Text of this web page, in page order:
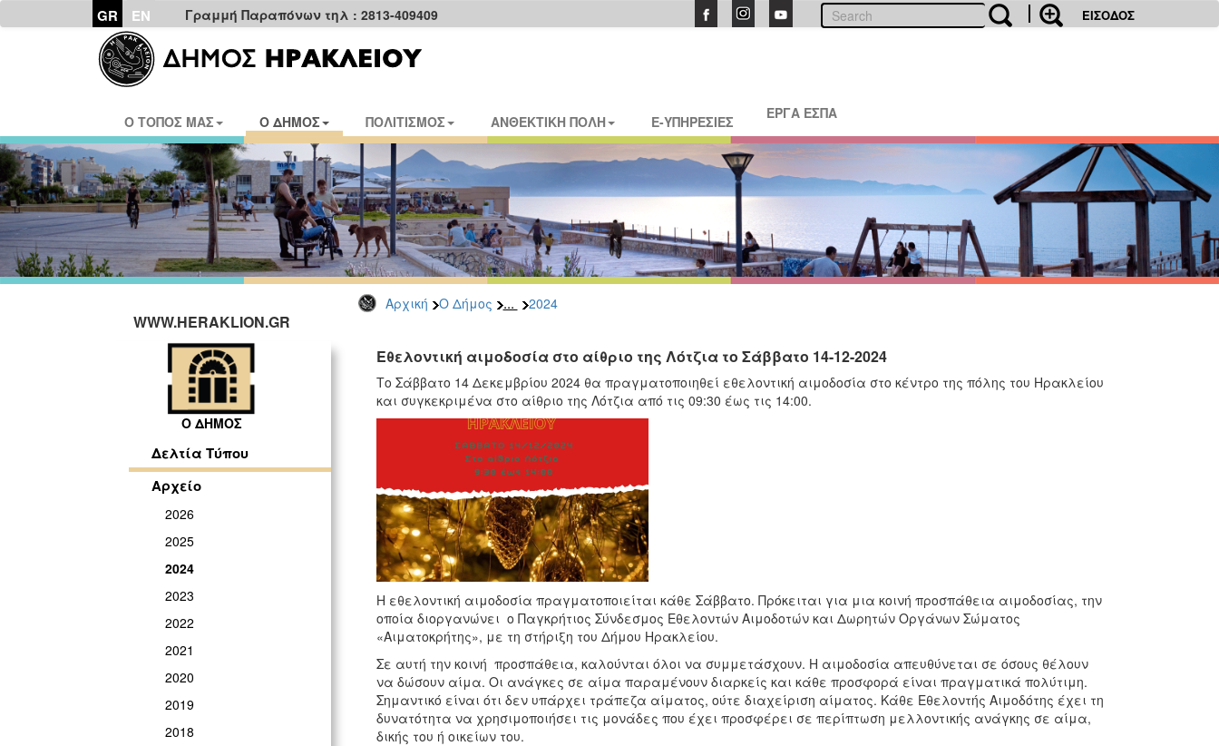
GR EN Γραμμή Παραπόνων τηλ : 2813-409409 ΕΙΣΟΔΟΣ
Ο ΤΟΠΟΣ ΜΑΣ Ο ΔΗΜΟΣ ΠΟΛΙΤΙΣΜΟΣ ΑΝΘΕΚΤΙΚΗ ΠΟΛΗ E-ΥΠΗΡΕΣΙΕΣ ΕΡΓΑ ΕΣΠΑ
Αρχική Ο Δήμος ... 2024
WWW.HERAKLION.GR
Ο ΔΗΜΟΣ
Δελτία Τύπου
Αρχείο
2026
2025
2024
2023
2022
2021
2020
2019
2018
Εθελοντική αιμοδοσία στο αίθριο της Λότζια το Σάββατο 14-12-2024
Το Σάββατο 14 Δεκεμβρίου 2024 θα πραγματοποιηθεί εθελοντική αιμοδοσία στο κέντρο της πόλης του Ηρακλείου
και συγκεκριμένα στο αίθριο της Λότζια από τις 09:30 έως τις 14:00.
Η εθελοντική αιμοδοσία πραγματοποιείται κάθε Σάββατο. Πρόκειται για μια κοινή προσπάθεια αιμοδοσίας, την
οποία διοργανώνει ο Παγκρήτιος Σύνδεσμος Εθελοντών Αιμοδοτών και Δωρητών Οργάνων Σώματος
«Αιματοκρήτης», με τη στήριξη του Δήμου Ηρακλείου.
Σε αυτή την κοινή προσπάθεια, καλούνται όλοι να συμμετάσχουν. Η αιμοδοσία απευθύνεται σε όσους θέλουν
να δώσουν αίμα. Οι ανάγκες σε αίμα παραμένουν διαρκείς και κάθε προσφορά είναι πραγματικά πολύτιμη.
Σημαντικό είναι ότι δεν υπάρχει τράπεζα αίματος, ούτε διαχείριση αίματος. Κάθε Εθελοντής Αιμοδότης έχει τη
δυνατότητα να χρησιμοποιήσει τις μονάδες που έχει προσφέρει σε περίπτωση μελλοντικής ανάγκης σε αίμα,
δικής του ή οικείων του.